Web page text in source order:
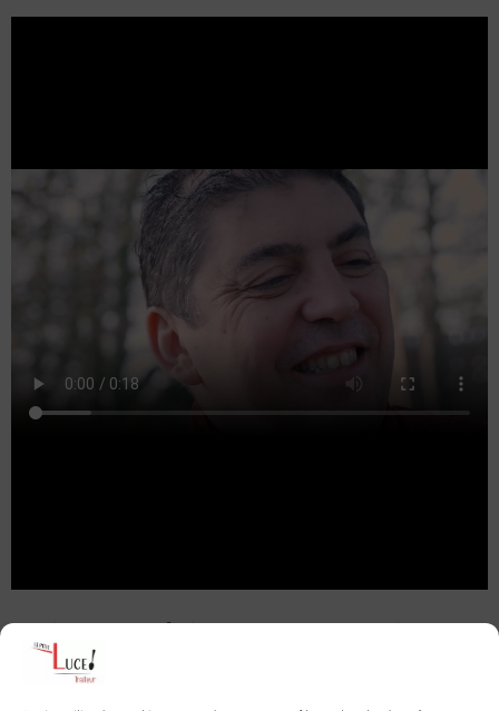
Traiteur en région Pays de la Loire pour
entreprises et particuliers